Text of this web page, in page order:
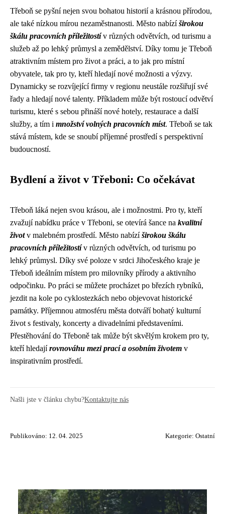
Třeboň se pyšní nejen svou bohatou historií a krásnou přírodou,
ale také nízkou mírou nezaměstnanosti. Město nabízíširokou
škálu pracovních příležitostív různých odvětvích, od turismu a
služeb až po lehký průmysl a zemědělství. Díky tomu je Třeboň
atraktivním místem pro život a práci, a to jak pro místní
obyvatele, tak pro ty, kteří hledají nové možnosti a výzvy.
Dynamicky se rozvíjející firmy v regionu neustále rozšiřují své
řady a hledají nové talenty. Příkladem může být rostoucí odvětví
turismu, které s sebou přináší nové hotely, restaurace a další
služby, a tím i množství volných pracovních míst. Třeboň se tak
stává místem, kde se snoubí příjemné prostředí s perspektivní
budoucností.
Bydlení a život v Třeboni: Co očekávat
Třeboň láká nejen svou krásou, ale i možnostmi. Pro ty, kteří
zvažují nabídku práce v Třeboni, se otevírá šance na kvalitní
životv malebném prostředí. Město nabízíširokou škálu
pracovních příležitostív různých odvětvích, od turismu po
lehký průmysl. Díky své poloze v srdci Jihočeského kraje je
Třeboň ideálním místem pro milovníky přírody a aktivního
odpočinku. Po práci se můžete procházet po březích rybníků,
jezdit na kole po cyklostezkách nebo objevovat historické
památky. Příjemnou atmosféru města dotváří bohatý kulturní
život s festivaly, koncerty a divadelními představeními.
Přestěhování do Třeboně tak může být skvělým krokem pro ty,
kteří hledajírovnováhu mezi prací a osobním životem v
inspirativním prostředí.
Našli jste v článku chybu?Kontaktujte nás
Publikováno: 12. 04. 2025 Kategorie: Ostatní